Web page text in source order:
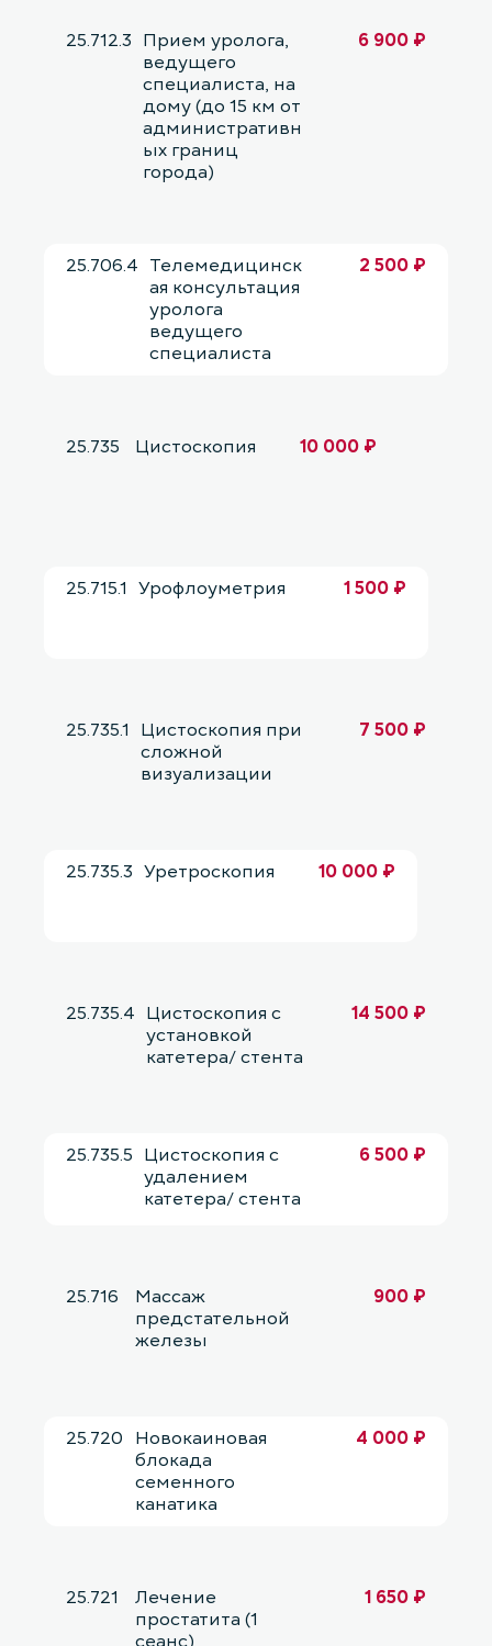
25.712.3 Прием уролога,
ведущего
специалиста, на
дому (до 15 км от
административн
ых границ
города)
6 900 ₽
25.706.4 Телемедицинск
ая консультация
уролога
ведущего
специалиста
2 500 ₽
25.735 Цистоскопия 10 000 ₽
25.715.1 Урофлоуметрия 1 500 ₽
25.735.1 Цистоскопия при
сложной
визуализации
7 500 ₽
25.735.3 Уретроскопия 10 000 ₽
25.735.4 Цистоскопия с
установкой
катетера/ стента
14 500 ₽
25.735.5 Цистоскопия с
удалением
катетера/ стента
6 500 ₽
25.716
Массаж
предстательной
железы
900 ₽
25.720 Новокаиновая
блокада
семенного
канатика
4 000 ₽
25.721
Лечение
простатита (1
1 650 ₽